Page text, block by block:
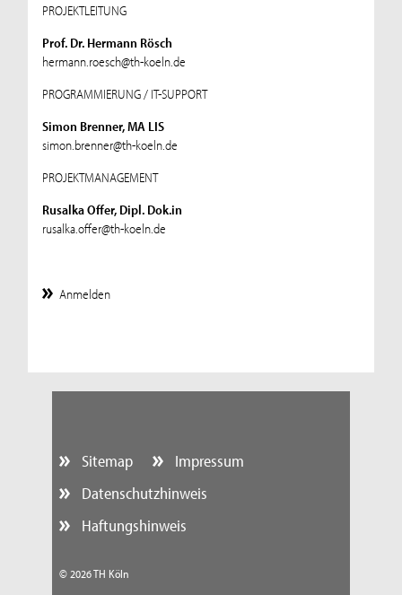
PROJEKTLEITUNG
Prof. Dr. Hermann Rösch
hermann.roesch@th-koeln.de
PROGRAMMIERUNG / IT-SUPPORT
Simon Brenner, MA LIS
simon.brenner@th-koeln.de
PROJEKTMANAGEMENT
Rusalka Offer, Dipl. Dok.in
rusalka.offer@th-koeln.de
Anmelden
Sitemap
Impressum
Datenschutzhinweis
Haftungshinweis
© 2026 TH Köln